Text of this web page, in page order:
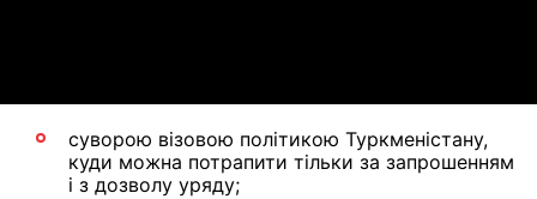
суворою візовою політикою Туркменістану,
куди можна потрапити тільки за запрошенням
і з дозволу уряду;